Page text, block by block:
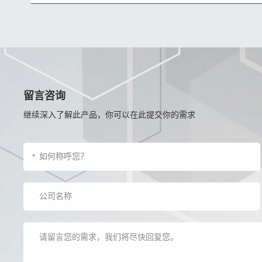
留言咨询
继续深入了解此产品，你可以在此提交你的需求
*